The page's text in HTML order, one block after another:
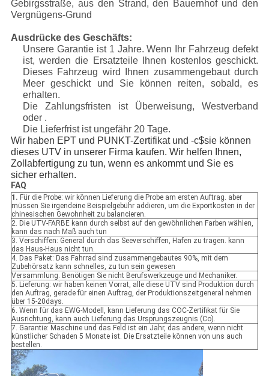
Gebirgsstraße, aus den Strand, den Bauernhof und den
Vergnügens-Grund
Ausdrücke des Geschäfts:
Unsere Garantie ist 1 Jahre. Wenn Ihr Fahrzeug defekt
ist, werden die Ersatzteile Ihnen kostenlos geschickt.
Dieses Fahrzeug wird Ihnen zusammengebaut durch
Meer geschickt und Sie können reiten, sobald, es
erhalten.
Die Zahlungsfristen ist Überweisung, Westverband
oder .
Die Lieferfrist ist ungefähr 20 Tage.
Wir haben EPT und PUNKT-Zertifikat und -c$sie können
dieses UTV in unserer Firma kaufen. Wir helfen Ihnen,
Zollabfertigung zu tun, wenn es ankommt und Sie es
sicher erhalten.
FAQ
1. Für die Probe: wir können Lieferung die Probe am ersten Auftrag. aber
müssen Sie irgendeine Beispielgebühr addieren, um die Exportkosten in der
chinesischen Gewohnheit zu balancieren.
2. Die UTV-FARBE kann durch selbst auf den gewöhnlichen Farben wählen,
kann das nach Maß auch tun
3. Verschiffen: General durch das Seeverschiffen, Hafen zu tragen. kann
das Haus-Haus nicht tun.
4. Das Paket: Das Fahrrad sind zusammengebautes 90%, mit dem
Zubehörsatz kann schnelles, zu tun sein gewesen
Versammlung. Benötigen Sie nicht Berufswerkzeuge und Mechaniker.
5. Lieferung: wir haben keinen Vorrat, alle diese UTV sind Produktion durch
den Auftrag, gerade für einen Auftrag, der Produktionszeitgeneral nehmen
über 15-20days.
6. Wenn für das EWG-Modell, kann Lieferung das COC-Zertifikat für Sie
Ausrichtung, kann auch Lieferung das Ursprungszeugnis (Co).
7. Garantie: Maschine und das Feld ist ein Jahr, das andere, wenn nicht
künstlicher Schaden 5 Monate ist. Die Ersatzteile können von uns auch
bestellen.